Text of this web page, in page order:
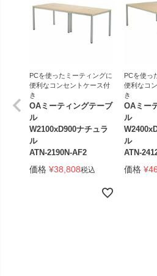
PCを使ったミーティングに
便利なコンセントケース付
き
OAミーティングテーブ
ル
W2100xD900ナチュラ
ル
ATN-2190N-AF2
価格 ¥38,808税込
PCを使っ
便利なコ
き
OAミー
ル
ル
ATN-
価格 ¥